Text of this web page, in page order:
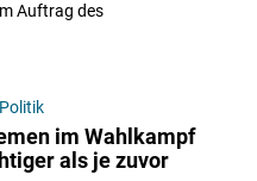
Auftrag des
Politik
im Wahlkampf
als je zuvor